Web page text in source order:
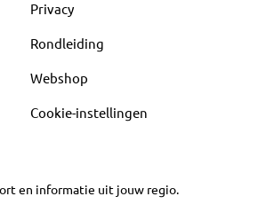
Privacy
Rondleiding
Webshop
Cookie-instellingen
en informatie uit jouw regio.